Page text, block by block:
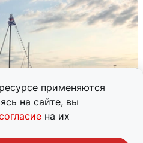
применяются
на сайте, вы
на их